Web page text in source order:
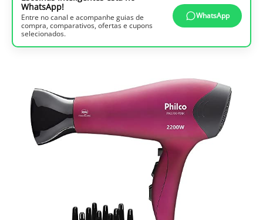
WhatsApp!
Entre no canal e acompanhe guias de
compra, comparativos, ofertas e cupons
selecionados.
WhatsApp